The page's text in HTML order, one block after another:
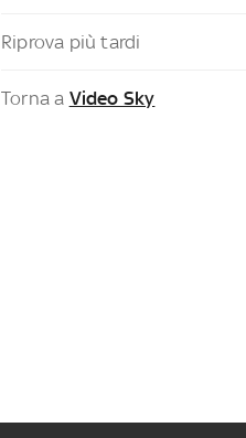
Riprova più tardi
Torna a Video Sky